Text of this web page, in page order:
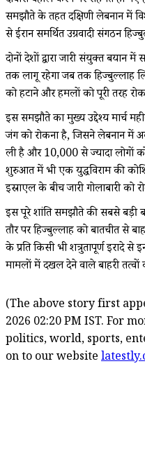
समझौते के तहत दक्षिणी लेबनान में
से ईरान समर्थित उग्रवादी संगठन
दोनों देशों द्वारा जारी संयुक्त बयान
तक लागू रहेगा जब तक हिज्बुल्लाह
को हटाने और हमलों को पूरी तरह
इस समझौते का मुख्य उद्देश्य मार्च
जंग को रोकना है, जिसने लेबनान में
ली है और 10,000 से ज्यादा लोगों
शुरुआत में भी एक युद्धविराम की
इस्राएल के बीच जारी गोलाबारी को
इस पूरे शांति समझौते की सबसे बड़ी
तौर पर हिज्बुल्लाह को बातचीत से
के प्रति किसी भी शत्रुतापूर्ण इरादे
मामलों में दखल देने वाले बाहरी
(The above story first
2026 02:20 PM IST. For
politics, world, sports,
on to our website